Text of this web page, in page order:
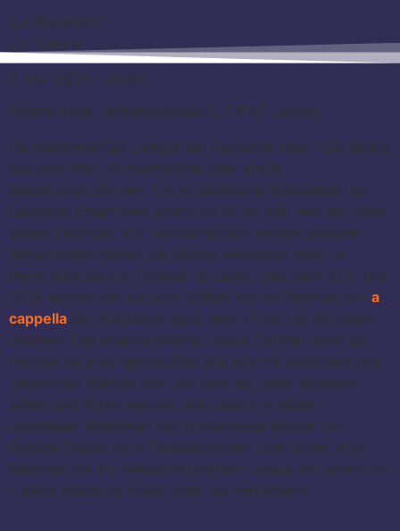
Zur Rezension
Zur Galerie
3. Mai 2024 – 20:00
Peterskirche, Schletterstraße 5, 04107 Leipzig
Ob meisterhaftes Liedgut der Romantik oder Folk Songs
aus aller Welt, Nonsensverse oder große
Messkompositionen: Die musikalische Spielwiese des
Leipziger Ensembles amarcord ist so weit wie der Atlas
seines Festivals. Von wahrscheinlich keinem anderen
Komponisten haben die Sänger allerdings mehr im
Repertoire als von Orlando di Lasso. Und nach 2011 und
2012 werden sie nun zum dritten Mal im Rahmen von a
cappella ein Programm ganz dem »Fürst der Musiker«
widmen: Das amarcord’sche Lassus-Portrait beim 24.
Festival wird ein gemischtes aus sowohl weltlichen und
geistlichen Werken sein, bei dem wir unter anderem
sehen und hören werden, wie Lassus in seiner
ungeheuer fasslichen Komponierweise eigene und
fremde Chansons in Parodiemessen überführte. Vom
Madrigal bis zur Messkomposition Lassus’ mit amarcord
– diese Mischung klingt mehr als verlockend!